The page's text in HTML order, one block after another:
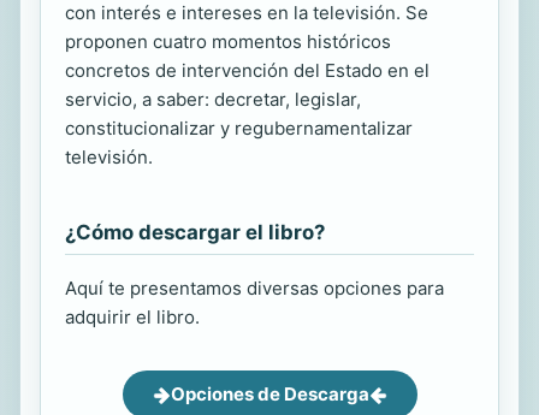
con interés e intereses en la televisión. Se
proponen cuatro momentos históricos
concretos de intervención del Estado en el
servicio, a saber: decretar, legislar,
constitucionalizar y regubernamentalizar
televisión.
¿Cómo descargar el libro?
Aquí te presentamos diversas opciones para
adquirir el libro.
Opciones de Descarga